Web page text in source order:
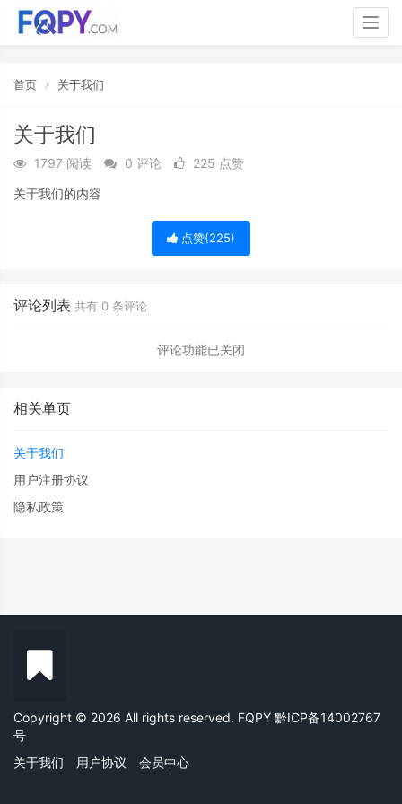
首页 关于我们
关于我们
1797 阅读 0 评论
225 点赞
关于我们的内容
点赞(225)
评论列表 共有 0 条评论
评论功能已关闭
相关单页
关于我们
用户注册协议
隐私政策
Copyright © 2026 All rights reserved. FQPY 黔ICP备14002767
号
关于我们
用户协议 会员中心